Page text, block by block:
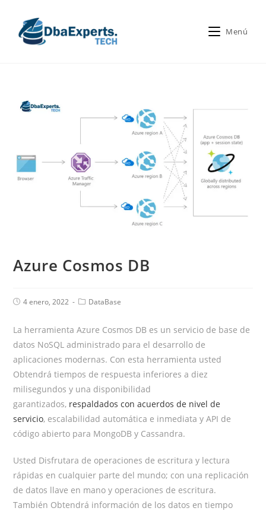
Menú
Azure Cosmos DB
4 enero, 2022 DataBase
La herramienta Azure Cosmos DB es un servicio de base de
datos NoSQL administrado para el desarrollo de
aplicaciones modernas. Con esta herramienta usted
Obtendrá tiempos de respuesta inferiores a diez
milisegundos y una disponibilidad
garantizados, respaldados con acuerdos de nivel de
servicio, escalabilidad automática e inmediata y API de
código abierto para MongoDB y Cassandra.
Usted Disfrutara de operaciones de escritura y lectura
rápidas en cualquier parte del mundo; con una replicación
de datos llave en mano y operaciones de escritura.
También Obtendrá información de los datos en tiempo